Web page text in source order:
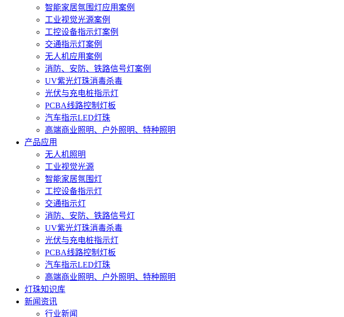
智能家居氛围灯应用案例
工业视觉光源案例
工控设备指示灯案例
交通指示灯案例
无人机应用案例
消防、安防、铁路信号灯案例
UV紫光灯珠消毒杀毒
光伏与充电桩指示灯
PCBA线路控制灯板
汽车指示LED灯珠
高端商业照明、户外照明、特种照明
产品应用
无人机照明
工业视觉光源
智能家居氛围灯
工控设备指示灯
交通指示灯
消防、安防、铁路信号灯
UV紫光灯珠消毒杀毒
光伏与充电桩指示灯
PCBA线路控制灯板
汽车指示LED灯珠
高端商业照明、户外照明、特种照明
灯珠知识库
新闻资讯
行业新闻